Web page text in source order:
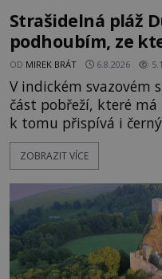
Strašidelná pláž
podhoubím, ze
OD MIREK BRÁT 6.8.2026
V indickém svazovém
část pobřeží, které
k tomu přispívá i
pláž takové netypické zbarvení?
pravdivé historky, že
následovat.
Surat. Gu
ZOBRAZIT VÍCE